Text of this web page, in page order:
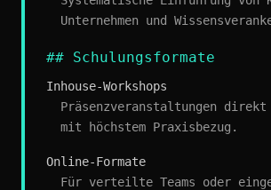
Unternehmen und
## Schulungsformate
Inhouse-Workshops
Präsenzveranstaltungen direkt
mit höchstem Praxisbezug.
Online-Formate
Für verteilte Teams oder